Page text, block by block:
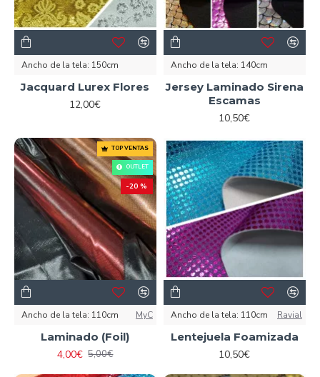
Ancho de la tela: 150cm
Jacquard Lurex Flores
12,00€
Ancho de la tela: 140cm
Jersey Laminado Sirena
Escamas
10,50€
TOP VENTAS
OUTLET
-20 %
Ancho de la tela: 110cm MyC
Laminado (Foil)
4,00€ 5,00€
Ancho de la tela: 110cm Ravial
Lentejuela Foamizada
10,50€